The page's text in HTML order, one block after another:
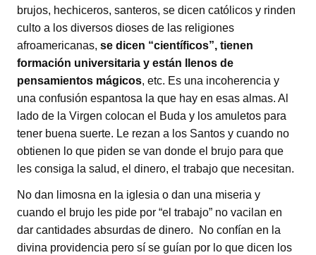
brujos, hechiceros, santeros, se dicen católicos y rinden
culto a los diversos dioses de las religiones
afroamericanas, se dicen “científicos”, tienen
formación universitaria y están llenos de
pensamientos mágicos, etc. Es una incoherencia y
una confusión espantosa la que hay en esas almas. Al
lado de la Virgen colocan el Buda y los amuletos para
tener buena suerte. Le rezan a los Santos y cuando no
obtienen lo que piden se van donde el brujo para que
les consiga la salud, el dinero, el trabajo que necesitan.
No dan limosna en la iglesia o dan una miseria y
cuando el brujo les pide por “el trabajo” no vacilan en
dar cantidades absurdas de dinero. No confían en la
divina providencia pero sí se guían por lo que dicen los